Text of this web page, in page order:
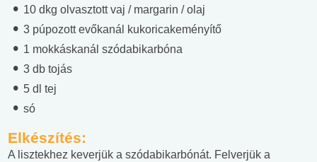
10 dkg olvasztott vaj / margarin / olaj
3 púpozott evőkanál kukoricakeményítő
1 mokkáskanál szódabikarbóna
3 db tojás
5 dl tej
só
Elkészítés:
A lisztekhez keverjük a szódabikarbónát. Felverjük a